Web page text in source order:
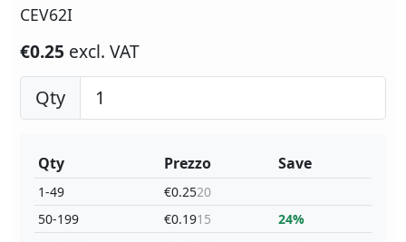
CEV62I
€0.25 excl. VAT
Qty
Qty
1-49
50-199
Prezzo
€0.2520
€0.1915
Save
24%